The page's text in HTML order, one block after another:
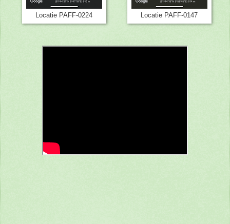
Locatie PAFF-0224 Locatie PAFF-0147